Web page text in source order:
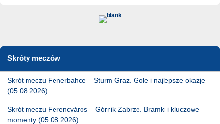
Skróty meczów
Skrót meczu Fenerbahce – Sturm Graz. Gole i najlepsze okazje
(05.08.2026)
Skrót meczu Ferencváros – Górnik Zabrze. Bramki i kluczowe
momenty (05.08.2026)